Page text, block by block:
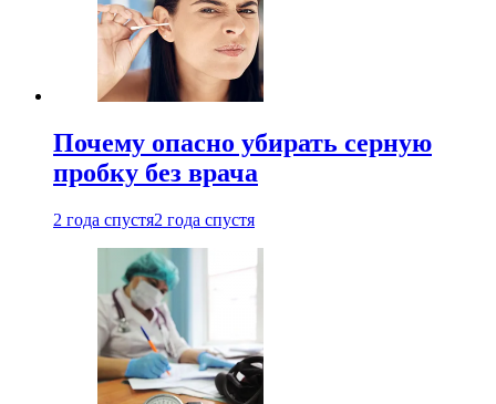
Почему опасно убирать серную
пробку без врача
2 года спустя2 года спустя